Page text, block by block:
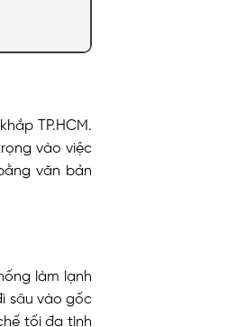
TP.HCM.
vào việc
văn bản
làm lạnh
sâu vào gốc
tối đa tình